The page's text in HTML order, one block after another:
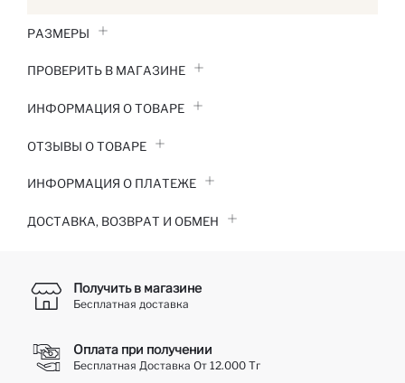
РАЗМЕРЫ
ПРОВЕРИТЬ В МАГАЗИНЕ
ИНФОРМАЦИЯ О ТОВАРЕ
ОТЗЫВЫ О ТОВАРЕ
ИНФОРМАЦИЯ О ПЛАТЕЖЕ
ДОСТАВКА, ВОЗВРАТ И ОБМЕН
Получить в магазине
Бесплатная доставка
Оплата при получении
Бесплатная Доставка От 12.000 Тг